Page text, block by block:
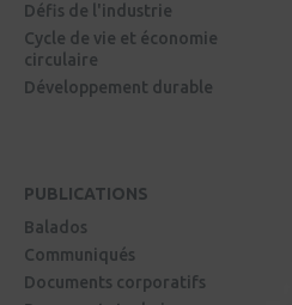
Défis de l'industrie
Cycle de vie et économie
circulaire
Développement durable
PUBLICATIONS
Balados
Communiqués
Documents corporatifs